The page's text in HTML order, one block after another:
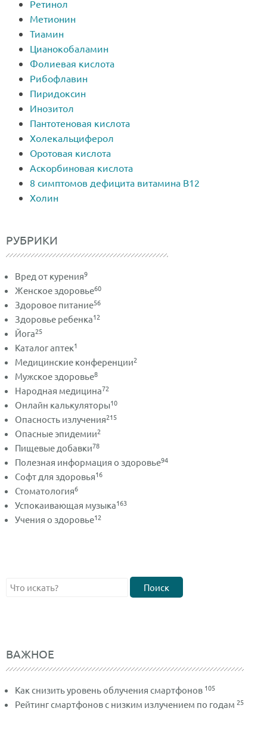
РУБРИКИ
Вред от курения9
Женское здоровье60
Здоровое питание56
Здоровье ребенка12
Йога25
Каталог аптек1
Медицинские конференции2
Мужское здоровье8
Народная медицина72
Онлайн калькуляторы10
Опасность излучения215
Опасные эпидемии2
Пищевые добавки78
Полезная информация о здоровье94
Софт для здоровья16
Стоматология6
Успокаивающая музыка163
Учения о здоровье12
Ретинол
Метионин
Тиамин
Цианокобаламин
Фолиевая кислота
Рибофлавин
Пиридоксин
Инозитол
Пантотеновая кислота
Холекальциферол
Оротовая кислота
Аскорбиновая кислота
8 симптомов дефицита витамина В12
Холин
Поиск
ВАЖНОЕ
Как снизить уровень облучения смартфонов 105
Рейтинг смартфонов с низким излучением по годам 25